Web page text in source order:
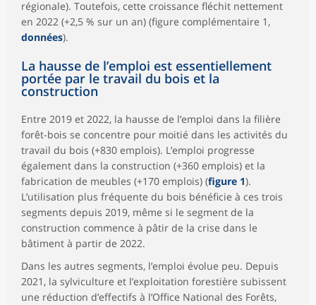
régionale). Toutefois, cette croissance fléchit nettement
en 2022 (+2,5 % sur un an) (figure complémentaire 1,
données).
La hausse de l’emploi est essentiellement
portée par le travail du bois et la
construction
Entre 2019 et 2022, la hausse de l’emploi dans la filière
forêt-bois se concentre pour moitié dans les activités du
travail du bois (+830 emplois). L’emploi progresse
également dans la construction (+360 emplois) et la
fabrication de meubles (+170 emplois) (figure 1).
L’utilisation plus fréquente du bois bénéficie à ces trois
segments depuis 2019, même si le segment de la
construction commence à pâtir de la crise dans le
bâtiment à partir de 2022.
Dans les autres segments, l’emploi évolue peu. Depuis
2021, la sylviculture et l’exploitation forestière subissent
une réduction d’effectifs à l’Office National des Forêts,